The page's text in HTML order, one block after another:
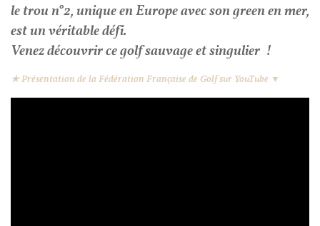
le trou n°2, unique en Europe avec son green en mer,
est un véritable défi.
Venez découvrir ce golf sauvage et singulier !
★ Présentation de la Fédération Française de Golf sur YouTube ▼